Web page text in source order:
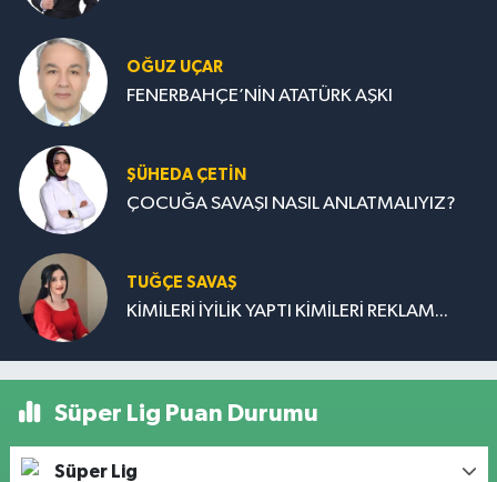
OĞUZ UÇAR
FENERBAHÇE’NİN ATATÜRK AŞKI
ŞÜHEDA ÇETİN
ÇOCUĞA SAVAŞI NASIL ANLATMALIYIZ?
TUĞÇE SAVAŞ
KİMİLERİ İYİLİK YAPTI KİMİLERİ REKLAM...
Süper Lig Puan Durumu
Süper Lig